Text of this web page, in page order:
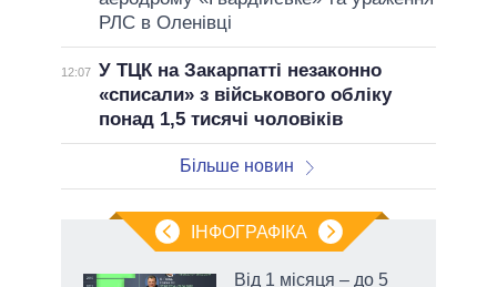
РЛС в Оленівці
12:07 У ТЦК на Закарпатті незаконно
«списали» з військового обліку
понад 1,5 тисячі чоловіків
Більше новин
ІНФОГРАФІКА
Від 1 місяця – до 5